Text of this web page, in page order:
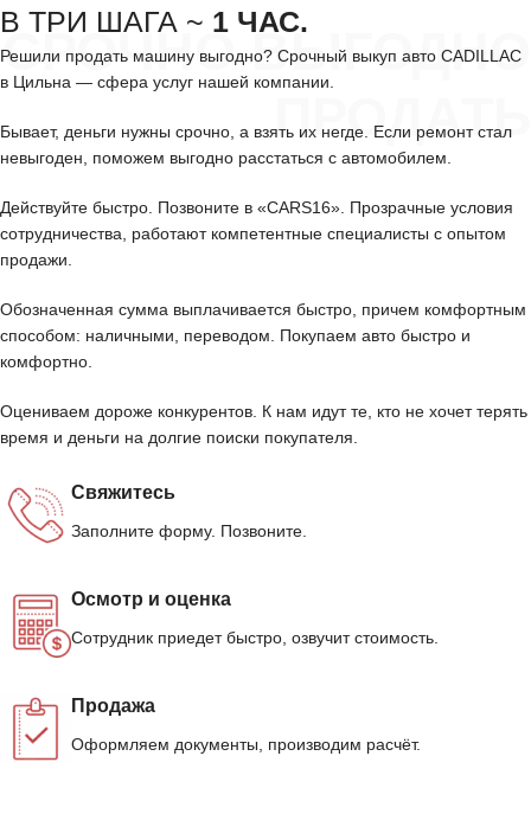
СРОЧНО ВЫГОДНО
ПРОДАТЬ
В ТРИ ШАГА ~ 1 ЧАС.
Решили продать машину выгодно? Срочный выкуп авто CADILLAC
в Цильна — сфера услуг нашей компании.
Бывает, деньги нужны срочно, а взять их негде. Если ремонт стал
невыгоден, поможем выгодно расстаться с автомобилем.
Действуйте быстро. Позвоните в «CARS16». Прозрачные условия
сотрудничества, работают компетентные специалисты с опытом
продажи.
Обозначенная сумма выплачивается быстро, причем комфортным
способом: наличными, переводом. Покупаем авто быстро и
комфортно.
Оцениваем дороже конкурентов. К нам идут те, кто не хочет терять
время и деньги на долгие поиски покупателя.
Свяжитесь
Заполните форму. Позвоните.
Осмотр и оценка
Сотрудник приедет быстро, озвучит стоимость.
Продажа
Оформляем документы, производим расчёт.